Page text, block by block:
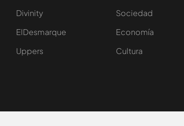
Divinity
ElDesmarque
Uppers
Sociedad
Economía
Cultura